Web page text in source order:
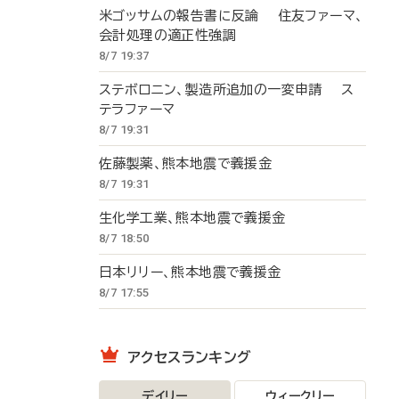
米ゴッサムの報告書に反論 住友ファーマ、
会計処理の適正性強調
8/7 19:37
ステボロニン、製造所追加の一変申請 ス
テラファーマ
8/7 19:31
佐藤製薬、熊本地震で義援金
8/7 19:31
生化学工業、熊本地震で義援金
8/7 18:50
日本リリー、熊本地震で義援金
8/7 17:55
アクセスランキング
デイリー ウィークリー